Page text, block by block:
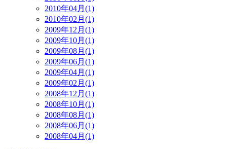
2010年04月(1)
2010年02月(1)
2009年12月(1)
2009年10月(1)
2009年08月(1)
2009年06月(1)
2009年04月(1)
2009年02月(1)
2008年12月(1)
2008年10月(1)
2008年08月(1)
2008年06月(1)
2008年04月(1)